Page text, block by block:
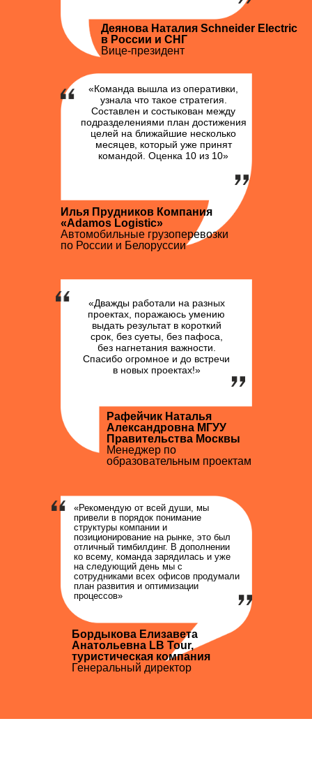
«Дважды работали на разных
проектах, поражаюсь умению
выдать результат в короткий
срок, без суеты, без пафоса,
без нагнетания важности.
Спасибо огромное и до встречи
в новых проектах!»
Рафейчик Наталья
Александровна МГУУ
Правительства Москвы
Менеджер по
образовательным проектам
«Команда вышла из оперативки,
узнала что такое стратегия.
Составлен и состыкован между
подразделениями план достижения
целей на ближайшие несколько
месяцев, который уже принят
командой. Оценка 10 из 10»
Илья Прудников Компания
«Adamos Logistic»
Автомобильные грузоперевозки
по России и Белоруссии
Деянова Наталия Schneider Electric
в России и СНГ
Вице-президент
«Рекомендую от всей души, мы
привели в порядок понимание
структуры компании и
позиционирование на рынке, это был
отличный тимбилдинг. В дополнении
ко всему, команда зарядилась и уже
на следующий день мы с
сотрудниками всех офисов продумали
план развития и оптимизации
процессов»
Бордыкова Елизавета
Анатольевна LB Tour,
туристическая компания
Генеральный директор